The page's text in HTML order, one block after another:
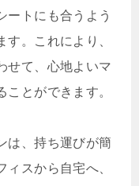
ートにも合うよう
。これにより、
せて、心地よいマ
とができます。
は、持ち運びが簡
スから自宅へ、